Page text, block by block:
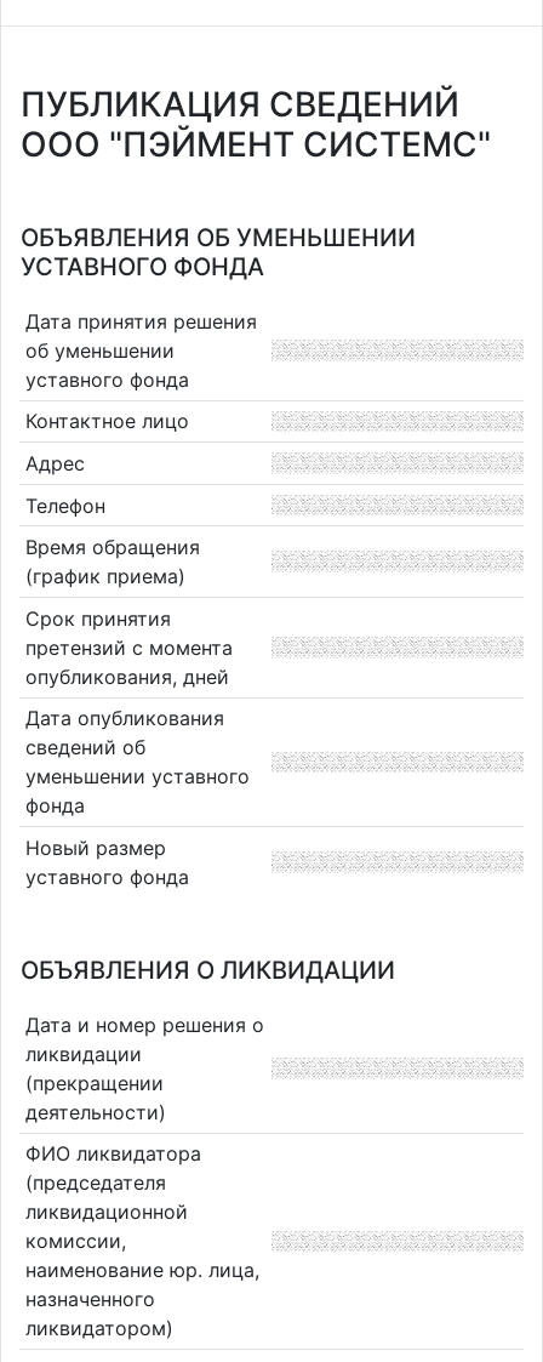
ПУБЛИКАЦИЯ СВЕДЕНИЙ
ООО "ПЭЙМЕНТ СИСТЕМС"
ОБЪЯВЛЕНИЯ ОБ УМЕНЬШЕНИИ
УСТАВНОГО ФОНДА
Дата принятия решения
об уменьшении
уставного фонда
Контактное лицо
Адрес
Телефон
Время обращения
(график приема)
Срок принятия
претензий с момента
опубликования, дней
Дата опубликования
сведений об
уменьшении уставного
фонда
Новый размер
уставного фонда
ОБЪЯВЛЕНИЯ О ЛИКВИДАЦИИ
Дата и номер решения о
ликвидации
(прекращении
деятельности)
ФИО ликвидатора
(председателя
ликвидационной
комиссии,
наименование юр. лица,
назначенного
ликвидатором)